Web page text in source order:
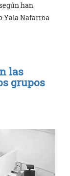
han
Yala Nafarroa
las
grupos